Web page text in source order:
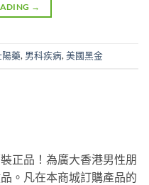
→
陽藥, 男科疾病, 美國黑金
正品！為廣大香港男性朋
。凡在本商城訂購產品的